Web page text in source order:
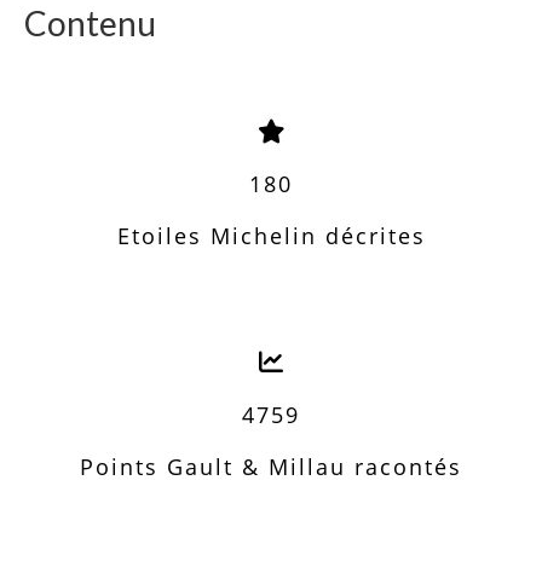
Contenu
180
Etoiles Michelin décrites
4759
Points Gault & Millau racontés